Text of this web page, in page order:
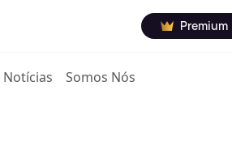
Premium
Notícias Somos Nós